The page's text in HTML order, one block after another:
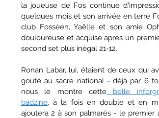
la joueuse de Fos continue
quelques mois et son arrivée en terre
club Fosséen, Yaëlle et son amie
douloureuse et acquise après un
second set plus inégal 21-12.
Ronan Labar, lui, étaient de ceux qui
gouté au sacre national - déjà par 6
nous le montre cette belle
badzine, à la fois en double et en
ajoutera 2 à son palmarès - le premier